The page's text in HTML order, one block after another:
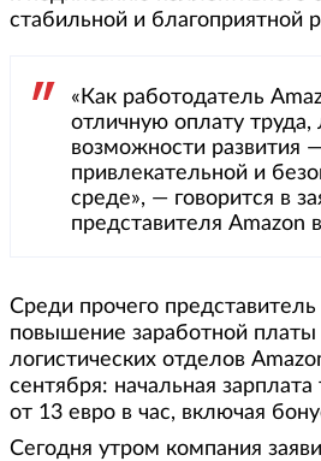
стабильной и благоприятной
«Как работодатель
отличную оплату труда,
возможности развития
привлекательной и
среде», — говорится в
представителя Amazon
Среди прочего представитель
повышение заработной платы
логистических отделов
сентября: начальная зарплата
от 13 евро в час, включая
Сегодня утром компания